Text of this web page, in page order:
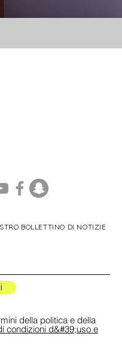
BOLLETTINO DI NOTIZIE
della politica e della
condizioni d&#39;uso e